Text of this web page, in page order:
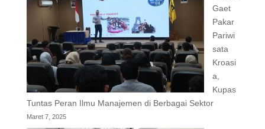
Gaet
Pakar
Pariwi
sata
Kroasi
a,
Kupas
Tuntas Peran Ilmu Manajemen di Berbagai Sektor
Maret 7, 2025